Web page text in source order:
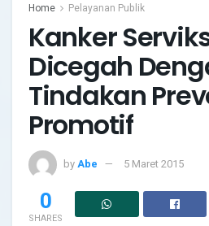
Home Pelayanan Publik
Kanker
Dicegah
Tindakan
Promotif
byAbe 5 Maret 2015
0
SHARES